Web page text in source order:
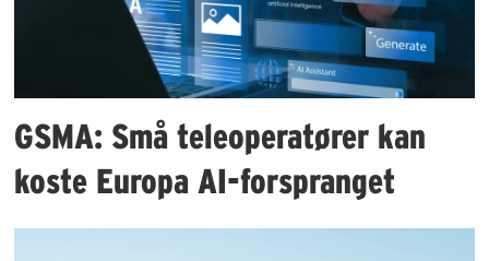
GSMA: Små teleoperatører kan
koste Europa AI-forspranget